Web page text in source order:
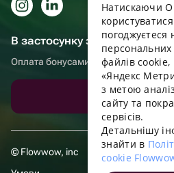
В застосунку зручніше!
Оплата бонусами, самовивіз,
Завантажити
© Flowwow, inc
Натискаючи
погоджуєтеся
файлів
«Яндекс
з метою
сайту та
сервісів.
Детальнішу
знайти в
cookie